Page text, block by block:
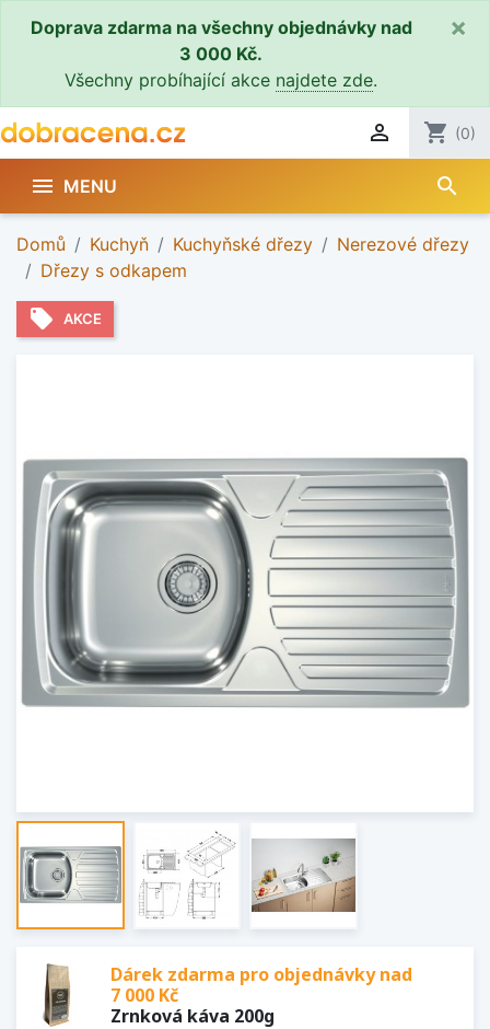
Doprava zdarma na všechny objednávky nad
3 000 Kč.
Všechny probíhající akce najdete zde.
×
 shopping_cart (0)
 MENU search
Domů Kuchyň Kuchyňské dřezy
Nerezové dřezy
Dřezy s odkapem
local_offer AKCE
Dárek zdarma pro objednávky nad
7 000 Kč
Zrnková káva 200g